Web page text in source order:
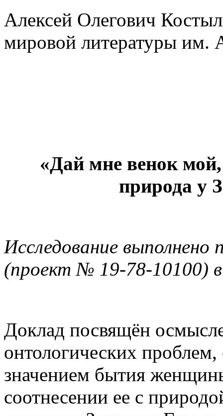
Алексей Олегович
мировой литературы
«Дай мне венок
природа у
Исследование
(проект № 19-78-
Доклад посвящён
онтологических
значением бытия
соотнесении ее с